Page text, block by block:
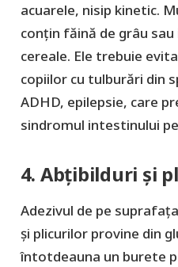
acuarele, nisip kinetic.
conțin făină de grâu
cereale. Ele trebuie
copiilor cu tulburări din
ADHD, epilepsie, care
sindromul intestinului
4. Abțibilduri și
Adezivul de pe
și plicurilor provine din
întotdeauna un burete